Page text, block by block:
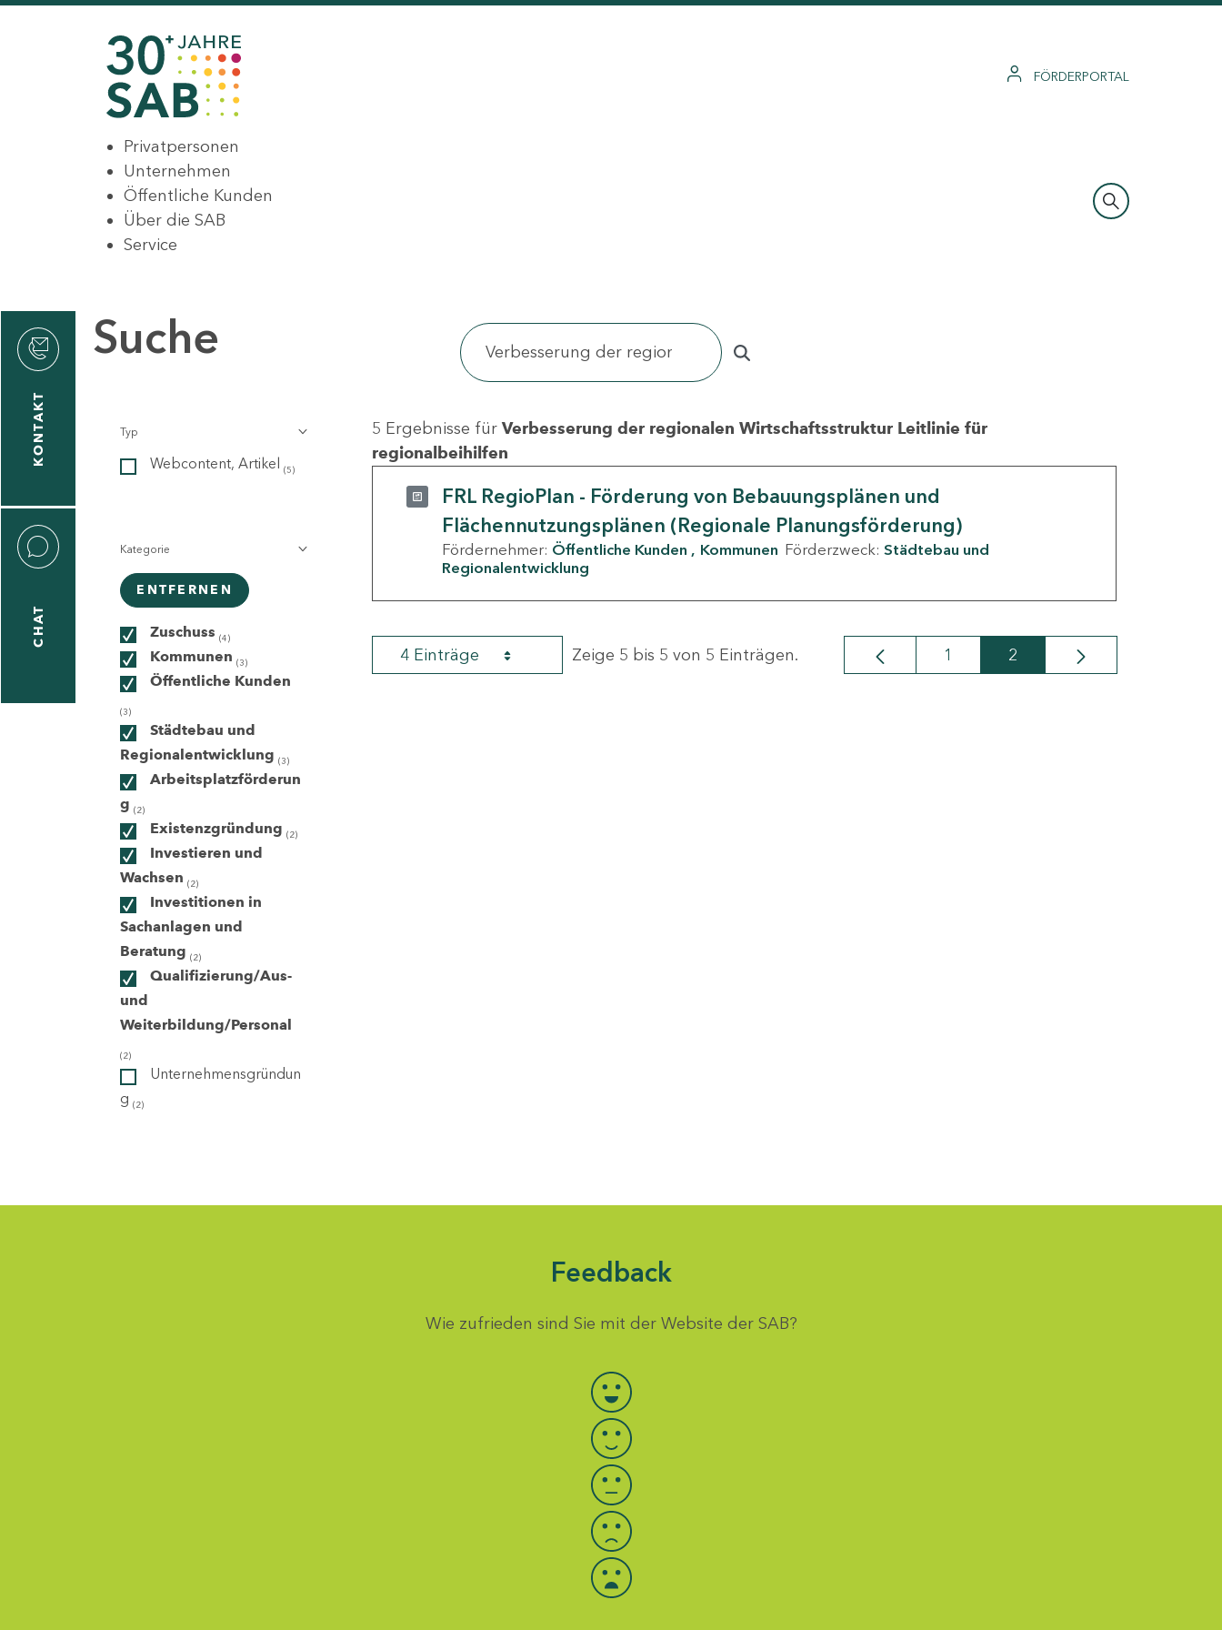
FÖRDERPORTAL
Privatpersonen
Unternehmen
Öffentliche Kunden
Über die SAB
Service
KONTAKT
CHAT
Suche
Typ
Webcontent, Artikel (5)
Kategorie
ENTFERNEN
Zuschuss (4)
Kommunen (3)
Öffentliche Kunden
(3)
Städtebau und
Regionalentwicklung (3)
Arbeitsplatzförderun
g (2)
Existenzgründung (2)
Investieren und
Wachsen (2)
Investitionen in
Sachanlagen und
Beratung (2)
Qualifizierung/Aus-
und
Weiterbildung/Personal
(2)
Unternehmensgründun
g (2)
5 Ergebnisse für Verbesserung der regionalen Wirtschaftsstruktur Leitlinie für
regionalbeihilfen
FRL RegioPlan - Förderung von Bebauungsplänen und
Flächennutzungsplänen (Regionale Planungsförderung)
Fördernehmer: Öffentliche Kunden Kommunen Förderzweck: Städtebau und
Regionalentwicklung
4 Einträge Zeige 5 bis 5 von 5 Einträgen. Seite
1 Seite
2
Feedback
Wie zufrieden sind Sie mit der Website der SAB?
Bewertung auswählen